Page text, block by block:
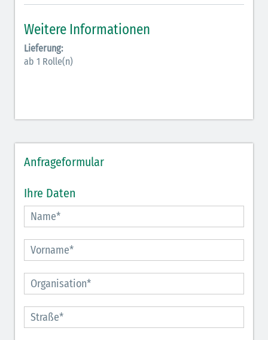
Weitere Informationen
Lieferung:
ab 1 Rolle(n)
Anfrageformular
Ihre Daten